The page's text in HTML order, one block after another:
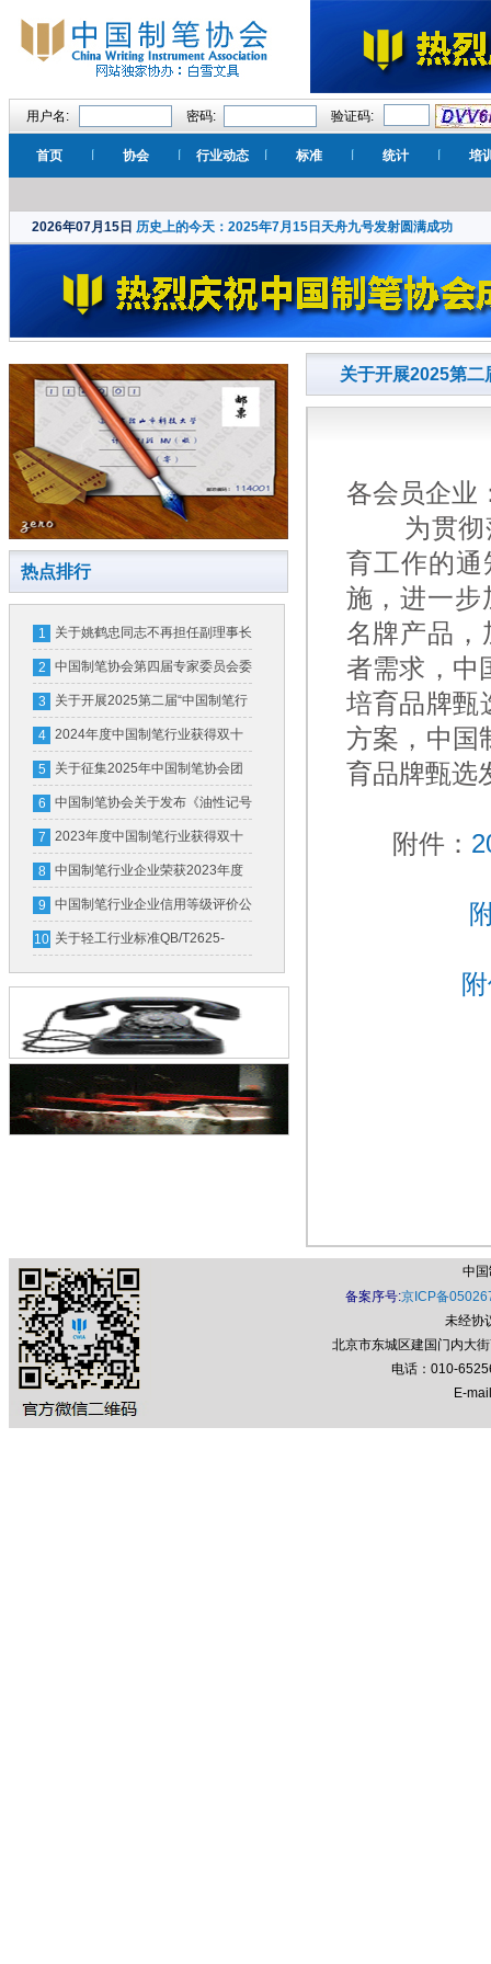
用户名: 密码: 验证码:
首页 协会 行业动态 标准 统计 培
2026年07月15日 历史上的今天：2025年7月15日天舟九号发射圆满成功
热点排行
1 关于姚鹤忠同志不再担任副理事长
的公告
2 中国制笔协会第四届专家委员会委
员名单公示公告
3 关于开展2025第二届“中国制笔行
业培育品牌甄选发布”活动的通知
4 2024年度中国制笔行业获得双十
强企业及轻工百强企业名单
5 关于征集2025年中国制笔协会团
体标准计划项目的通知
6 中国制笔协会关于发布《油性记号
笔中墨水的有害物质限量》团体标
准第1号修改单的公告
7 2023年度中国制笔行业获得双十
强企业（骨干企业）名单
8 中国制笔行业企业荣获2023年度
中国轻工业联合会科学技术进步奖
9 中国制笔行业企业信用等级评价公
告
10 关于轻工行业标准QB/T2625-
2011《中性墨水圆珠笔和笔芯》
废止的通告
关于开展2025第二
各会员企业
为贯彻落
育工作的通
施，进一步
名牌产品
者需求，中
培育品牌甄
方案，中国
育品牌甄选
附件：
中
备案序号:京ICP备
未经协
北京市东城区建国门内大
电话：010-
E-